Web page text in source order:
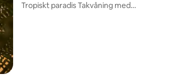
andeirantes
Tropiskt paradis Takvåning med